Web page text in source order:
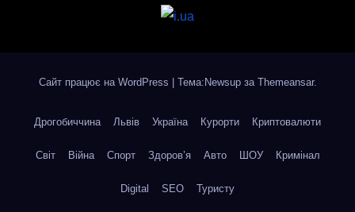
Сайт працює на WordPress Тема:Newsup за Themeansar.
Дрогобиччина Львів Україна Курорти Криптовалюти
Світ Війна Спорт Здоров’я Авто ШОУ Кримінал
Digital SEO Туристу